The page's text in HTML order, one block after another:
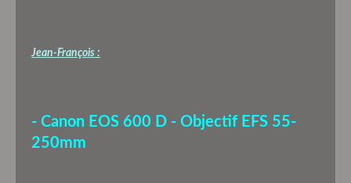
Jean-François :
- Canon EOS 600 D - Objectif EFS 55-
250mm